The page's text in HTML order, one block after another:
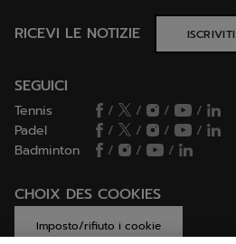
RICEVI LE NOTIZIE ISCRIVITI
SEGUICI
Tennis / / /
/
Padel
/ / /
/
Badminton
/ / /
CHOIX DES COOKIES
Imposto/rifiuto i cookie